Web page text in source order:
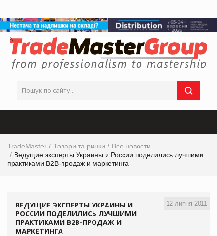
TradeMaster Товари та ринки
Все новости
Ведущие эксперты Украины и России поделились лучшими
практиками В2В-продаж и маркетинга
12 липня 2011
ВЕДУЩИЕ ЭКСПЕРТЫ УКРАИНЫ И
РОССИИ ПОДЕЛИЛИСЬ ЛУЧШИМИ
ПРАКТИКАМИ В2В-ПРОДАЖ И
МАРКЕТИНГА